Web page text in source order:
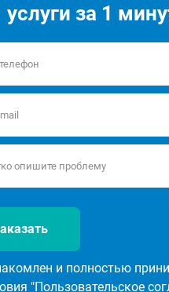
услуги за 1
и полностью
"Пользовательское